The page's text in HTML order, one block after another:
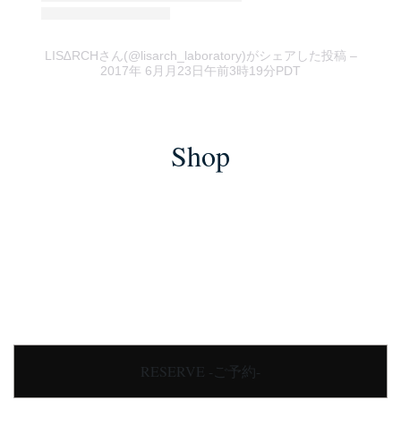
LIS∆RCHさん(@lisarch_laboratory)がシェアした投稿 –
2017年 6月月23日午前3時19分PDT
Shop
RESERVE -ご予約-